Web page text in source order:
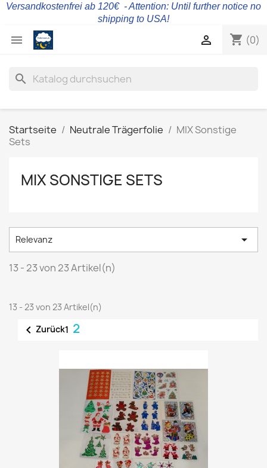
Versandkostenfrei ab 120€ - Attention: Until further notice no
shipping to USA!
 shopping_cart (0)

search
Startseite Neutrale Trägerfolie
MIX Sonstige
Sets
MIX SONSTIGE SETS
Relevanz 
13 - 23 von 23 Artikel(n)
13 - 23 von 23 Artikel(n)
 Zurück1 2